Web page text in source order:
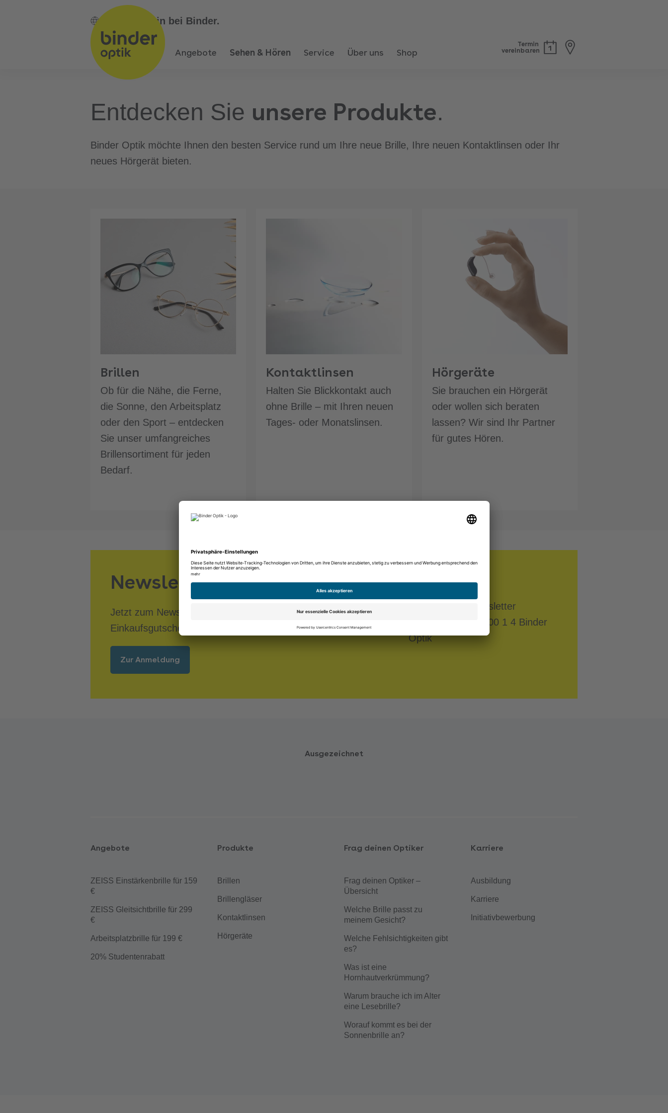
Bin bei Binder.
Angebote Sehen & Hören Service Über uns Shop
Termin
vereinbaren
Entdecken Sie unsere Produkte.
Binder Optik möchte Ihnen den besten Service rund um Ihre neue Brille, Ihre neuen Kontaktlinsen oder Ihr
neues Hörgerät bieten.
Brillen
Ob für die Nähe, die Ferne,
die Sonne, den Arbeitsplatz
oder den Sport – entdecken
Sie unser umfangreiches
Brillensortiment für jeden
Bedarf.
Kontaktlinsen
Halten Sie Blickkontakt auch
ohne Brille – mit Ihren neuen
Tages- oder Monatslinsen.
Hörgeräte
Sie brauchen ein Hörgerät
oder wollen sich beraten
lassen? Wir sind Ihr Partner
für gutes Hören.
Newsletter-Anmeldung
Jetzt zum Newsletter anmelden und 20 Euro Binder Optik
Einkaufsgutschein sichern.
Zur Anmeldung
Ausgezeichnet
Angebote
ZEISS Einstärkenbrille für 159
€
ZEISS Gleitsichtbrille für 299
€
Arbeitsplatzbrille für 199 €
20% Studentenrabatt
Produkte
Brillen
Brillengläser
Kontaktlinsen
Hörgeräte
Frag deinen Optiker
Frag deinen Optiker –
Übersicht
Welche Brille passt zu
meinem Gesicht?
Welche Fehlsichtigkeiten gibt
es?
Was ist eine
Hornhautverkrümmung?
Warum brauche ich im Alter
eine Lesebrille?
Worauf kommt es bei der
Sonnenbrille an?
Karriere
Ausbildung
Karriere
Initiativbewerbung